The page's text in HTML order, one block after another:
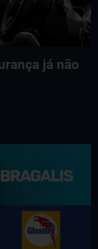
já não